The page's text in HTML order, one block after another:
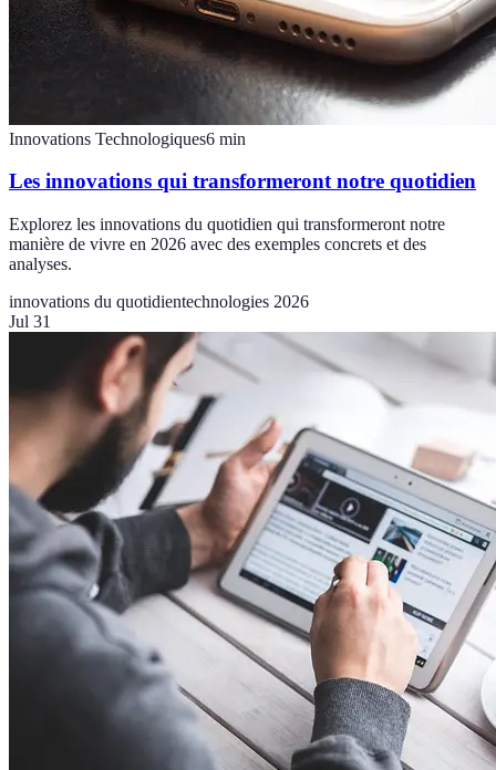
Innovations Technologiques6 min
Les innovations qui transformeront notre quotidien
Explorez les innovations du quotidien qui transformeront notre
manière de vivre en 2026 avec des exemples concrets et des
analyses.
innovations du quotidientechnologies 2026
Jul 31